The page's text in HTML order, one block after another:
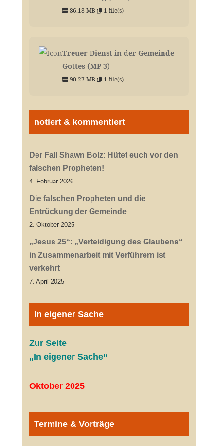
86.18 MB 1 file(s)
Treuer Dienst in der Gemeinde
Gottes (MP 3)
90.27 MB 1 file(s)
notiert & kommentiert
Der Fall Shawn Bolz: Hütet euch vor den
falschen Propheten!
4. Februar 2026
Die falschen Propheten und die
Entrückung der Gemeinde
2. Oktober 2025
„Jesus 25“: „Verteidigung des Glaubens“
in Zusammenarbeit mit Verführern ist
verkehrt
7. April 2025
In eigener Sache
Zur Seite
„In eigener Sache“
Oktober 2025
Termine & Vorträge